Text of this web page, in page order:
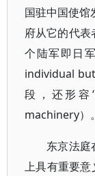
国驻中国使馆
府从它的代表
个陆军即日
individual
段，还形容
machinery）
东京法庭
上具有重要